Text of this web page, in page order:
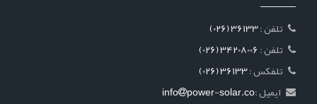
(026) 36133
(026) 34208006
(026) 36133
ایمیل :
info power-solar.co